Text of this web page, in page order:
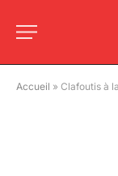
Accueil » Clafoutis à la